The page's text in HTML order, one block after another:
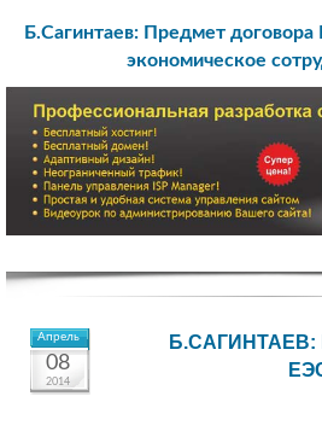
Б.Сагинтаев: Предмет
экономическое
Апрель
08
2014